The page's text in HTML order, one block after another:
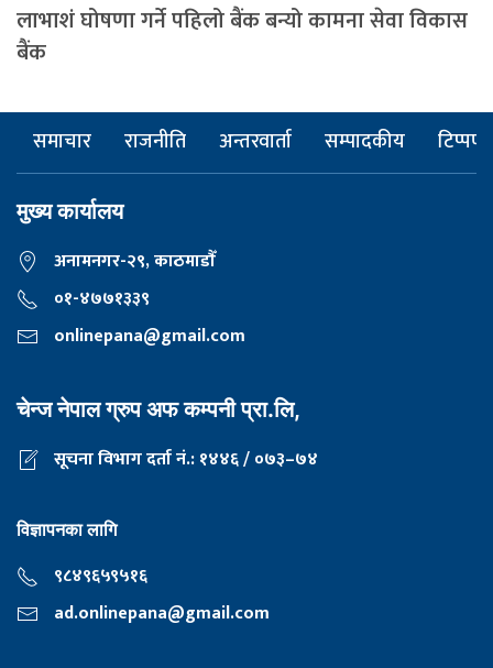
लाभाशं घोषणा गर्ने पहिलो बैंक बन्यो कामना सेवा विकास
बैंक
समाचार राजनीति अन्तरवार्ता सम्पादकीय टिप्पणी
मुख्य कार्यालय
अनामनगर-२९, काठमाडाैँ
०१-४७७१३३९
onlinepana@gmail.com
चेन्ज नेपाल ग्रुप अफ कम्पनी प्रा.लि,
सूचना विभाग दर्ता नं.: १४४६ / ०७३–७४
विज्ञापनका लागि
९८४९६५९५१६
ad.onlinepana@gmail.com